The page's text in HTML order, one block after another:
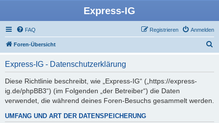
Express-IG
FAQ Anmelden
Registrieren
Foren-Übersicht
Express-IG - Datenschutzerklärung
Diese Richtlinie beschreibt, wie „Express-IG“ („https://express-
ig.de/phpBB3“) (im Folgenden „der Betreiber“) die Daten
verwendet, die während deines Foren-Besuchs gesammelt werden.
UMFANG UND ART DER DATENSPEICHERUNG